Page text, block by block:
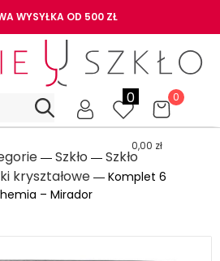
WYSYŁKA OD 500 ZŁ
0 0
0,00 zł
― Szkło ― Szkło
kryształowe― Komplet 6
– Mirador